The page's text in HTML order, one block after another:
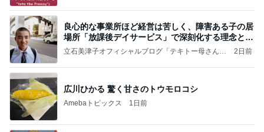
良心的な事業所ほど経営は苦しく、障害ある子の居
場所「放課後デイサービス」で深刻化する理念と現
実の
立石美津子オフィシャルブログ「テキトー母さんの
2日前
広川ひかる 驚く甘さのトウモロコシ
Amebaトピックス 1日前